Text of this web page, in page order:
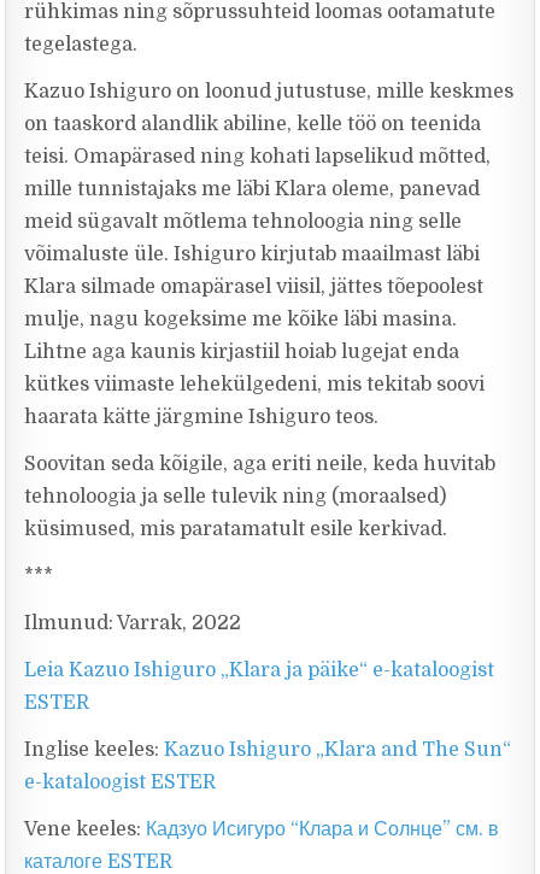
rühkimas ning sõprussuhteid loomas ootamatute
tegelastega.
Kazuo Ishiguro on loonud jutustuse, mille keskmes
on taaskord alandlik abiline, kelle töö on teenida
teisi. Omapärased ning kohati lapselikud mõtted,
mille tunnistajaks me läbi Klara oleme, panevad
meid sügavalt mõtlema tehnoloogia ning selle
võimaluste üle. Ishiguro kirjutab maailmast läbi
Klara silmade omapärasel viisil, jättes tõepoolest
mulje, nagu kogeksime me kõike läbi masina.
Lihtne aga kaunis kirjastiil hoiab lugejat enda
kütkes viimaste lehekülgedeni, mis tekitab soovi
haarata kätte järgmine Ishiguro teos.
Soovitan seda kõigile, aga eriti neile, keda huvitab
tehnoloogia ja selle tulevik ning (moraalsed)
küsimused, mis paratamatult esile kerkivad.
***
Ilmunud: Varrak, 2022
Leia Kazuo Ishiguro „Klara ja päike“ e-kataloogist
ESTER
Inglise keeles:Kazuo Ishiguro „Klara and The Sun“
e-kataloogist ESTER
Vene keeles: Кадзуо Исигуро “Клара и Солнце” см. в
каталоге ESTER